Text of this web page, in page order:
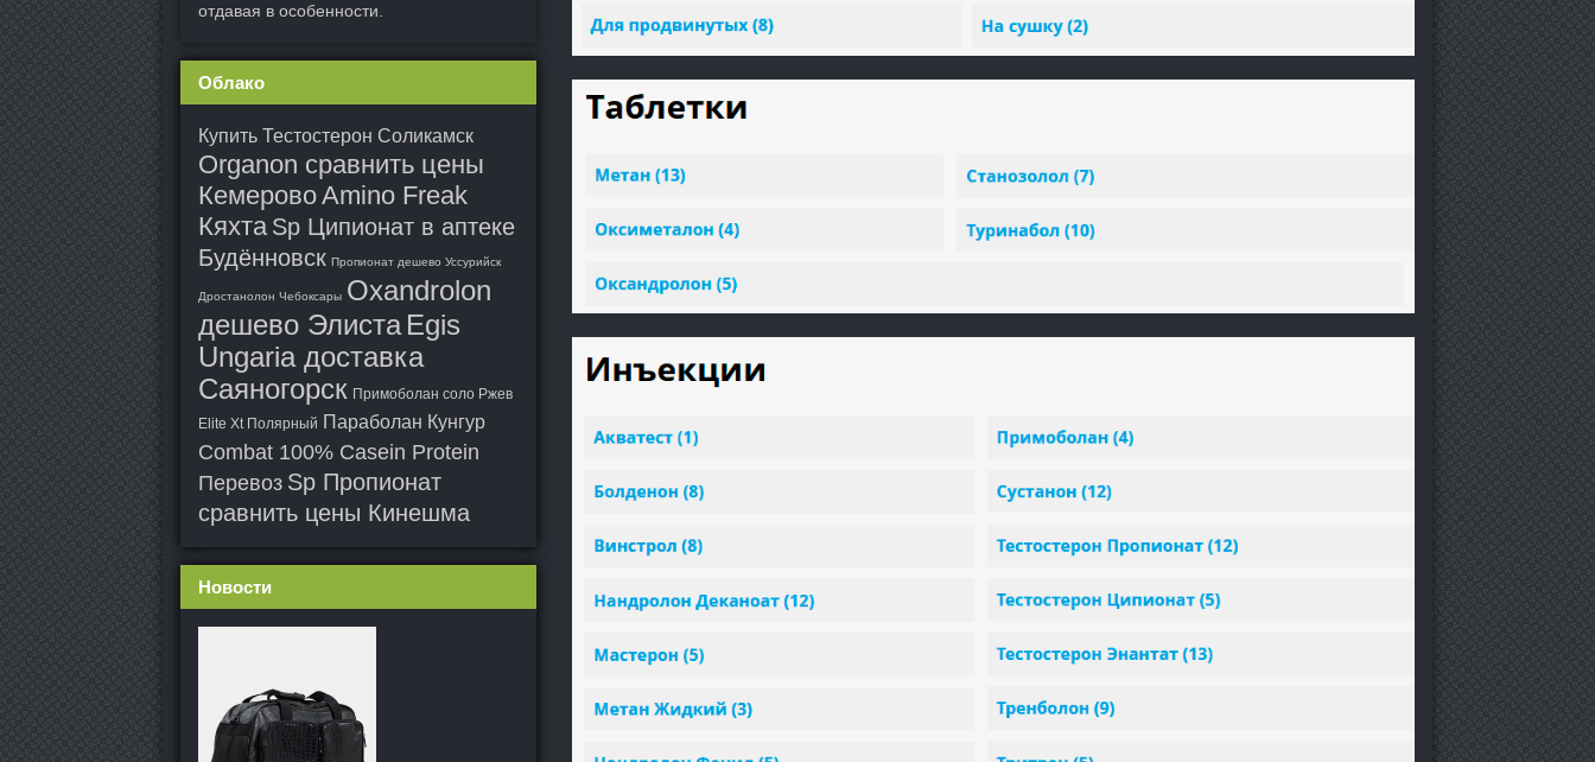
отдавая в особенности.
Облако
Купить Тестостерон Соликамск
Organon сравнить цены
КемеровоAmino Freak
Кяхта Sp Ципионат в аптеке
Будённовск Пропионат дешево Уссурийск
Дростанолон Чебоксары Oxandrolon
дешево Элиста Egis
Ungaria доставка
Саяногорск Примоболан соло Ржев
Elite Xt Полярный Параболан Кунгур
Combat 100% Casein Protein
Перевоз Sp Пропионат
сравнить цены Кинешма
Новости